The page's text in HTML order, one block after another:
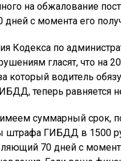
на обжалование
дней с момента его
Кодекса по
гласят, что на
который водитель
теперь равняется
суммарный срок,
штрафа ГИБДД в 1500
70 дней с